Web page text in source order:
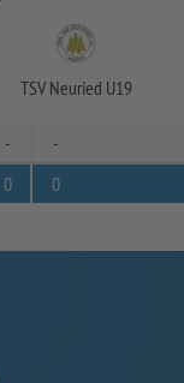
TSV Neuried U19
-
-
0 0